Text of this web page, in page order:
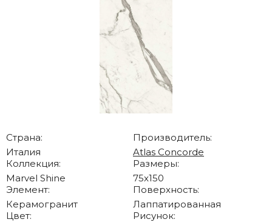
Страна:
Италия
Производитель:
Atlas Concorde
Коллекция:
Marvel Shine
Размеры:
75x150
Элемент:
Керамогранит
Поверхность:
Лаппатированная
Цвет:
Рисунок: